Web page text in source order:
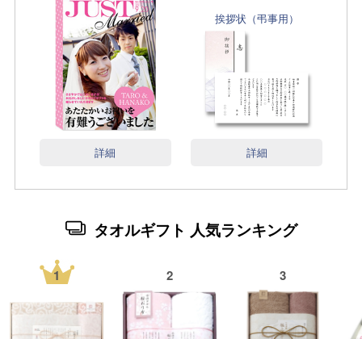
詳細
挨拶状（弔事用）
詳細
タオルギフト 人気ランキング
1 2 3